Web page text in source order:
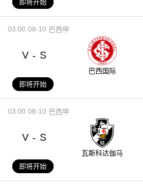
即将开始
08-10
03:00 巴西甲
V - S
巴西国际
即将开始
08-10
03:00 巴西甲
V - S
瓦斯科达伽马
即将开始